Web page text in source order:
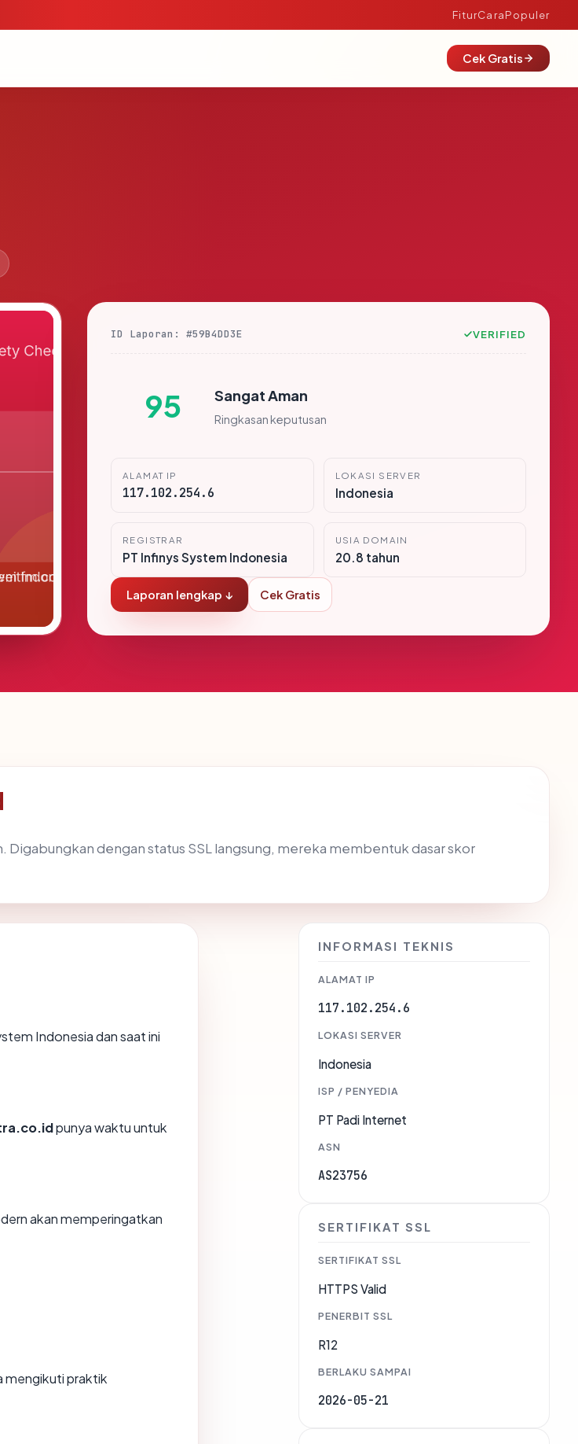
FiturCaraPopuler
Cek Gratis
ID Laporan: #59B4DD3E VERIFIED
95 Sangat Aman
Ringkasan keputusan
ALAMAT IP
117.102.254.6
LOKASI SERVER
Indonesia
REGISTRAR
PT Infinys System Indonesia
USIA DOMAIN
20.8 tahun
Laporan lengkap ↓ Cek Gratis
Digabungkan dengan status SSL langsung, mereka membentuk dasar skor
Indonesia dan saat ini
punya waktu untuk
akan memperingatkan
mengikuti praktik
INFORMASI TEKNIS
ALAMAT IP
117.102.254.6
LOKASI SERVER
Indonesia
ISP / PENYEDIA
PT Padi Internet
ASN
AS23756
SERTIFIKAT SSL
SERTIFIKAT SSL
HTTPS Valid
PENERBIT SSL
R12
BERLAKU SAMPAI
2026-05-21